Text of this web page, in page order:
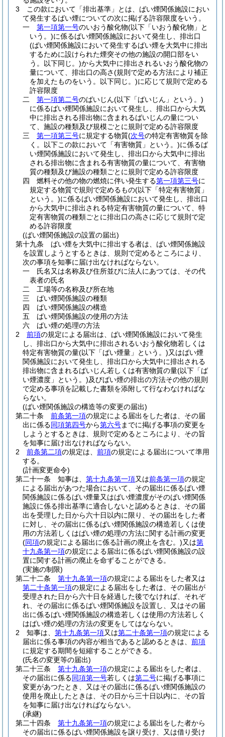
3
この款において「排出基準」とは、ばい煙関係施設におい
て発生するばい煙についての次に掲げる許容限度をいう。
一
第一項第一号のいおう酸化物(以下「いおう酸化物」と
いう。)に係るばい煙関係施設において発生し、排出口
(ばい煙関係施設において発生するばい煙を大気中に排出
するために設けられた煙突その他の施設の開口部をい
う。以下同じ。)から大気中に排出されるいおう酸化物の
量について、排出口の高さ(規則で定める方法により補正
を加えたものをいう。以下同じ。)に応じて規則で定める
許容限度
二
第一項第二号のばいじん(以下「ばいじん」という。)
に係るばい煙関係施設において発生し、排出口から大気
中に排出される排出物に含まれるばいじんの量につい
て、施設の種類及び規模ごとに規則で定める許容限度
三
第一項第三号に規定する物質(次号の特定有害物質を除
く。以下この款において「有害物質」という。)に係るば
い煙関係施設において発生し、排出口から大気中に排出
される排出物に含まれる有害物質の量について、有害物
質の種類及び施設の種類ごとに規則で定める許容限度
四
燃料その他の物の燃焼に伴い発生する第一項第三号に
規定する物質で規則で定めるもの(以下「特定有害物質」
という。)に係るばい煙関係施設において発生し、排出口
から大気中に排出される特定有害物質の量について、特
定有害物質の種類ごとに排出口の高さに応じて規則で定
める許容限度
(ばい煙関係施設の設置の届出)
第十九条
ばい煙を大気中に排出する者は、ばい煙関係施設
を設置しようとするときは、規則で定めるところにより、
次の事項を知事に届け出なければならない。
一
氏名又は名称及び住所並びに法人にあつては、その代
表者の氏名
二
工場等の名称及び所在地
三
ばい煙関係施設の種類
四
ばい煙関係施設の構造
五
ばい煙関係施設の使用の方法
六
ばい煙の処理の方法
2
前項の規定による届出は、ばい煙関係施設において発生
し、排出口から大気中に排出されるいおう酸化物若しくは
特定有害物質の量(以下「ばい煙量」という。)又はばい煙
関係施設において発生し、排出口から大気中に排出される
排出物に含まれるばいじん若しくは有害物質の量(以下「ば
い煙濃度」という。)及びばい煙の排出の方法その他の規則
で定める事項を記載した書類を添附して行なわなければな
らない。
(ばい煙関係施設の構造等の変更の届出)
第二十条
前条第一項の規定による届出をした者は、その届
出に係る同項第四号から第六号までに掲げる事項の変更を
しようとするときは、規則で定めるところにより、その旨
を知事に届け出なければならない。
2
前条第二項の規定は、 前項の規定による届出について準用
する。
(計画変更命令)
第二十一条
知事は、 第十九条第一項又は前条第一項の規定
による届出があつた場合において、その届出に係るばい煙
関係施設に係るばい煙量又はばい煙濃度がそのばい煙関係
施設に係る排出基準に適合しないと認めるときは、その届
出を受理した日から六十日以内に限り、その届出をした者
に対し、その届出に係るばい煙関係施設の構造若しくは使
用の方法若しくはばい煙の処理の方法に関する計画の変更
(同項の規定による届出に係る計画の廃止を含む。)又は第
十九条第一項の規定による届出に係るばい煙関係施設の設
置に関する計画の廃止を命ずることができる。
(実施の制限)
第二十二条
第十九条第一項の規定による届出をした者又は
第二十条第一項の規定による届出をした者は、その届出が
受理された日から六十日を経過した後でなければ、それぞ
れ、その届出に係るばい煙関係施設を設置し、又はその届
出に係るばい煙関係施設の構造若しくは使用の方法若しく
はばい煙の処理の方法の変更をしてはならない。
2
知事は、 第十九条第一項又は第二十条第一項の規定による
届出に係る事項の内容が相当であると認めるときは、 前項
に規定する期間を短縮することができる。
(氏名の変更等の届出)
第二十三条
第十九条第一項の規定による届出をした者は、
その届出に係る同項第一号若しくは第二号に掲げる事項に
変更があつたとき、又はその届出に係るばい煙関係施設の
使用を廃止したときは、その日から三十日以内に、その旨
を知事に届け出なければならない。
(承継)
第二十四条
第十九条第一項の規定による届出をした者から
その届出に係るばい煙関係施設を譲り受け、又は借り受け